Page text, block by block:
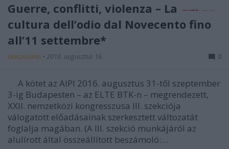
Guerre, conflitti, violenza – La
cultura dell’odio dal Novecento fino
all’11 settembre*
olaszissimo • 2018. augusztus 16. 0
A kötet az AIPI 2016. augusztus 31-től szeptember
3-ig Budapesten – az ELTE BTK-n – megrendezett,
XXII. nemzetközi kongresszusa III. szekciója
válogatott előadásainak szerkesztett változatát
foglalja magában. (A III. szekció munkájáról az
alulírott által összeállított beszámoló:…